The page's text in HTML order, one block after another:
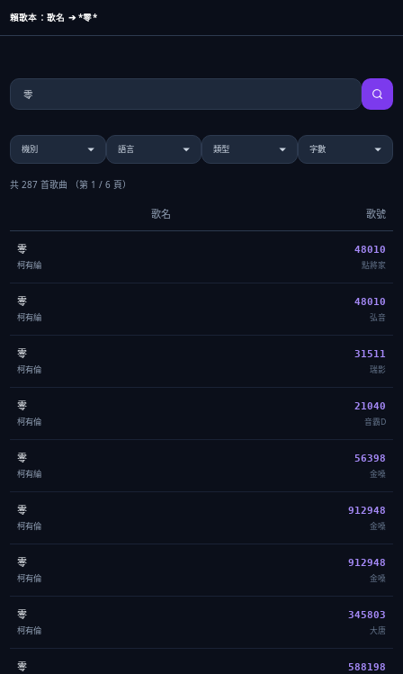
賴歌本：歌名 ➔ *零*
共 287 首歌曲 （第 1 / 6 頁）
歌名 歌號
零
柯有綸
48010
點將家
零
柯有綸
48010
弘音
零
柯有倫
31511
瑞影
零
柯有倫
21040
音霸D
零
柯有綸
56398
金嗓
零
柯有倫
912948
金嗓
零
柯有倫
912948
金嗓
零
柯有倫
345803
大唐
零 588198